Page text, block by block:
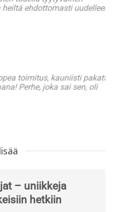
ehdottomasti uudelleen.
kauniisti pakattu
joka sai sen, oli
– uniikkeja
hetkiin